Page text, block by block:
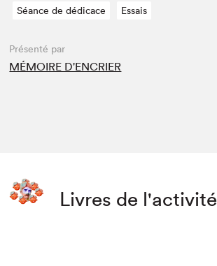
Séance de dédicace Essais
Présenté par
MÉMOIRE D'ENCRIER
Livres de l'activité